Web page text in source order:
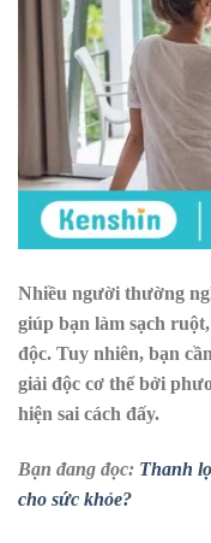
Nhiều người thường
giúp bạn làm sạch
độc. Tuy nhiên, bạn
giải độc cơ thể bởi
hiện sai cách đấy.
Bạn đang đọc: Thanh
cho sức khỏe?